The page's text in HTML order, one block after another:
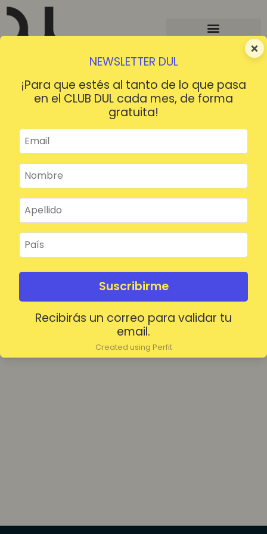
×
NEWSLETTER DUL
¡Para que estés al tanto de lo que pasa
en el CLUB DUL cada mes, de forma
gratuita!
Suscribirme
Recibirás un correo para validar tu
email.
Created using Perfit
¡HOLA!
Mantenerme conectado
Acceder